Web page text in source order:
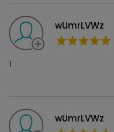
wUmrLVWz
1
wUmrLVWz